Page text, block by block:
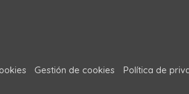
Gestión de cookies Política de